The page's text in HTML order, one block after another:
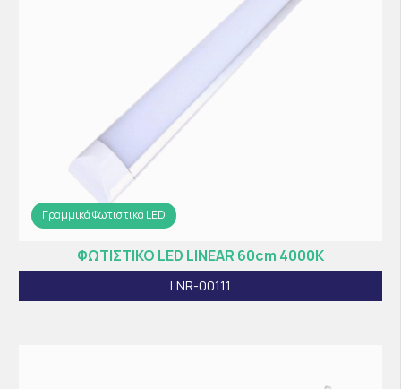
Γραμμικά Φωτιστικά LED
ΦΩΤΙΣΤΙΚΟ LED LINEAR 60cm 4000K
LNR-00111